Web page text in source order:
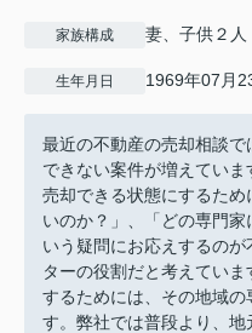
家族構成 妻、子供２人
生年月日 1969年07月
最近の不動産の売却相談
できない案件が増えてい
売却できる状態にするため
いのか？」、「どの専門
いう疑問にお応えするの
ターの役割だと考えてい
するためには、その地域
す。弊社では普段より、